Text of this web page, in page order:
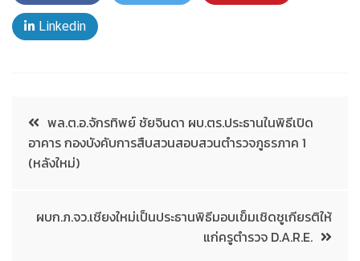
Linkedin
พล.ต.อ.จักรทิพย์ ชัยจินดา ผบ.ตร.ประธานในพิธีเปิด
อาคาร กองบังคับการสืบสวนสอบสวนตำรวจภูธรภาค 1
(หลังใหม่)
ผบก.ภ.จว.เชียงใหม่เป็นประธานพิธีมอบเข็มเชิดชูเกียรติให้
แก่ครูตำรวจ D.A.R.E.